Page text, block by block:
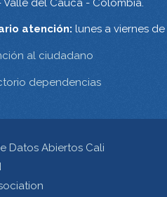
Valle del Cauca - Colombia.
atención: lunes a viernes
al ciudadano
dependencias
Datos Abiertos Cali